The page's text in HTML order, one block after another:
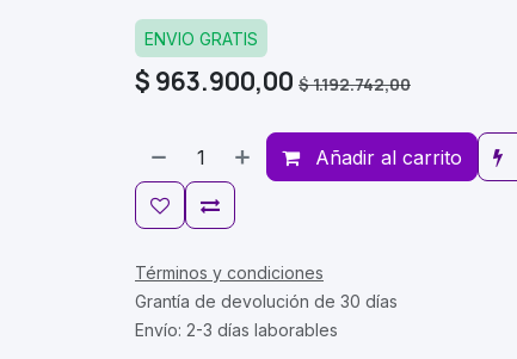
ENVIO GRATIS
$ 963.900,00 $1.192.742,00
Añadir al carrito
Términos y condiciones
Grantía de devolución de 30 días
Envío: 2-3 días laborables